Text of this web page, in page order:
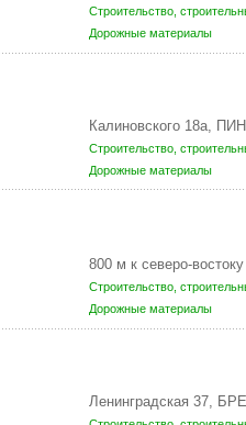
Строительство,
Дорожные материалы
Калиновского 18а,
Строительство,
Дорожные материалы
800 м к северо-
Строительство,
Дорожные материалы
Ленинградская 37,